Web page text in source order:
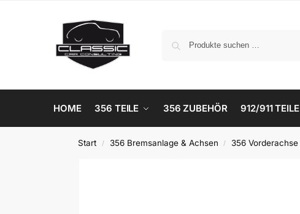
HOME 356 TEILE 356 ZUBEHÖR 912/911 TEILE
Start / 356 Bremsanlage & Achsen / 356 Vorderachse